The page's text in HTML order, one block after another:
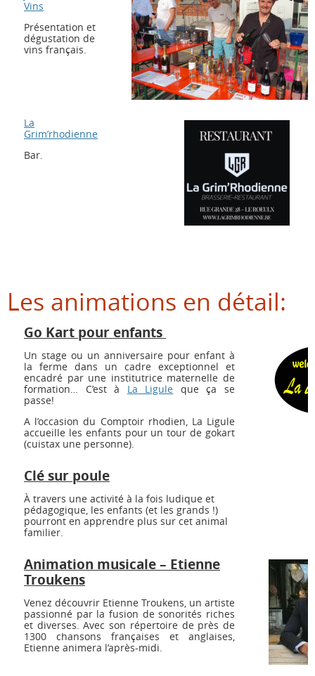
Vins
Présentation et
dégustation de
vins français.
La
Grim’rhodienne
Bar.
Les animations en détail:
Go Kart pour enfants
Un stage ou un anniversaire pour enfant à
la ferme dans un cadre exceptionnel et
encadré par une institutrice maternelle de
formation… C’est à La Ligule que ça se
passe!
A l’occasion du Comptoir rhodien, La Ligule
accueille les enfants pour un tour de gokart
(cuistax une personne).
Clé sur poule
À travers une activité à la fois ludique et
pédagogique, les enfants (et les grands !)
pourront en apprendre plus sur cet animal
familier.
Animation musicale – Etienne
Troukens
Venez découvrir Etienne Troukens, un artiste
passionné par la fusion de sonorités riches
et diverses. Avec son répertoire de près de
1300 chansons françaises et anglaises,
Etienne animera l’après-midi.